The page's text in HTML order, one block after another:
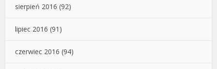
sierpień 2016 (92)
lipiec 2016 (91)
czerwiec 2016 (94)